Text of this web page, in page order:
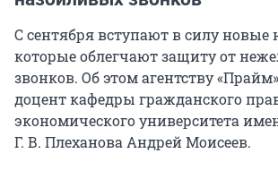
С сентября вступают в силу новые
которые облегчают защиту от
звонков. Об этом агентству
доцент кафедры гражданского
экономического университета
Г. В. Плеханова Андрей Моисеев.